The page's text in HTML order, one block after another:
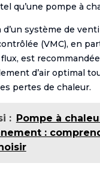
qu’une pompe à
d’un système de
(VMC), en
est
d’air optimal
pertes de chaleur.
: Pompe à
: